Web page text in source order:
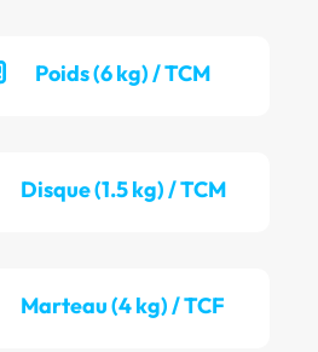
Poids (6 kg) / TCM
Disque (1.5 kg) / TCM
Marteau (4 kg) / TCF